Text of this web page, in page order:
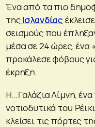
Ένα από τα πιο
τηςΙσλανδίας
σεισμούς που
μέσα σε 24 ώρες, ένα
προκάλεσε φόβους
έκρηξη.
Η…Γαλάζια Λίμνη,
νοτιοδυτικά του
κλείσει τις πόρτες